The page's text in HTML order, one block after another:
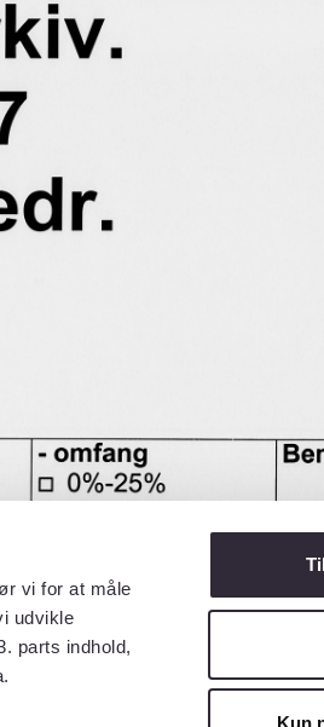
vi for at måle
udvikle
parts indhold,
Kun